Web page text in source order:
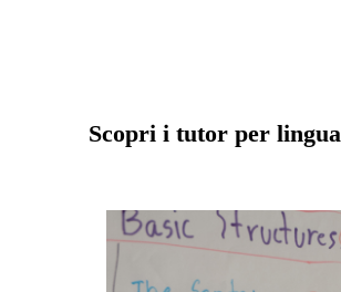
Scopri i tutor per lingua